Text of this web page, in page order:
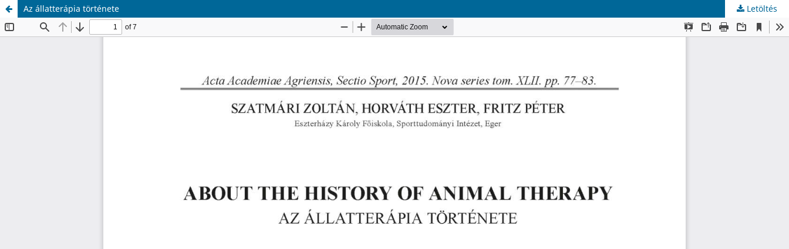
Az állatterápia története Letöltés